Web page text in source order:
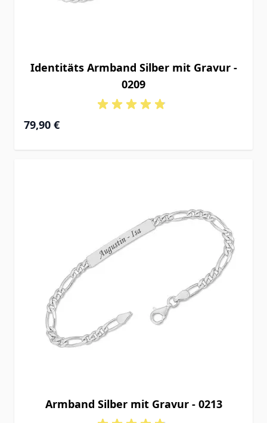
Identitäts Armband Silber mit Gravur -
0209
Ab
79,90 €
Armband Silber mit Gravur - 0213